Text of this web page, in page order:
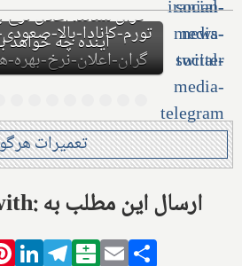
دلاری بیزینس‌های
بیزینس‌ها در حال
هستند
Share this with: ارسال این مطلب به